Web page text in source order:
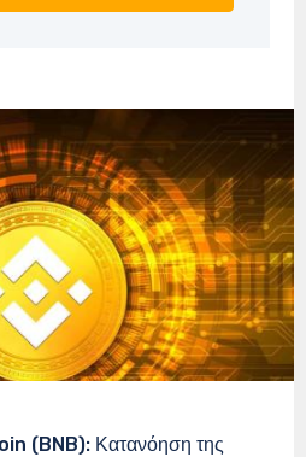
(BNB): Κατανόηση της